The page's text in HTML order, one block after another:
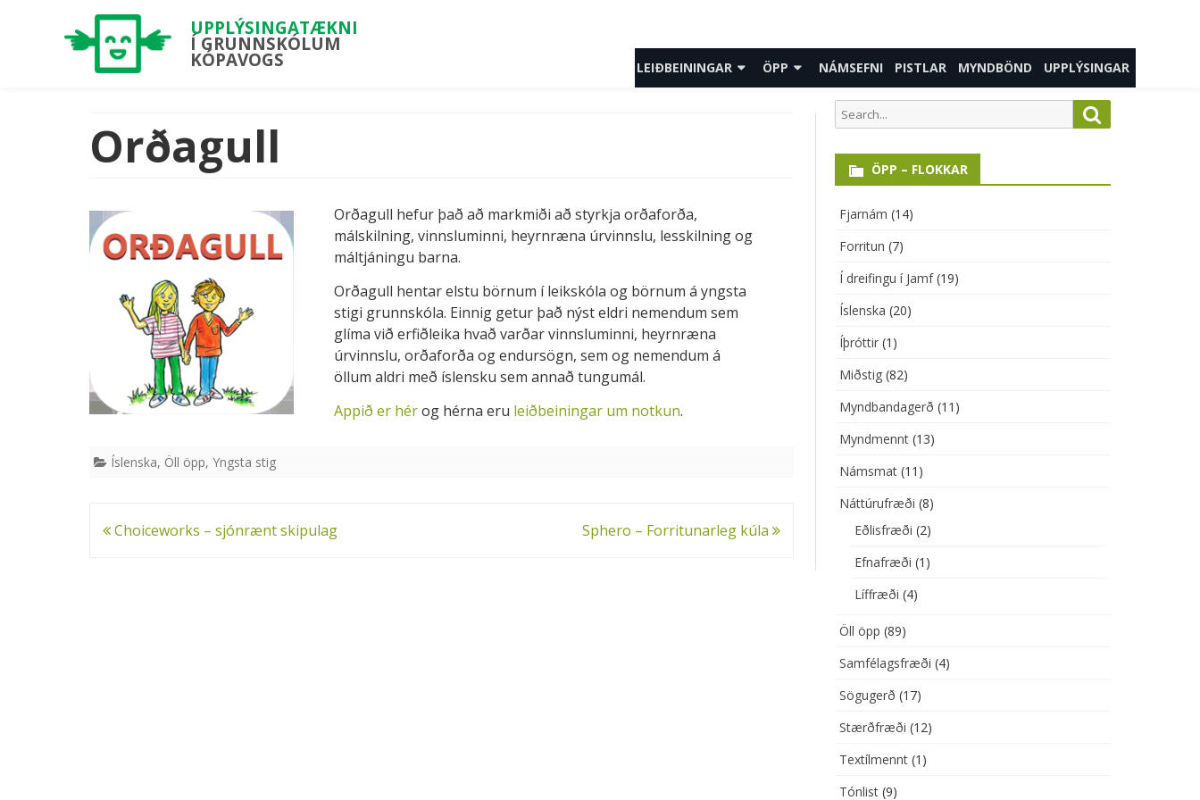
UPPLÝSINGATÆKNI
Í GRUNNSKÓLUM
KÓPAVOGS to
content
LEIÐBEININGAR
SPURNINGAR OG SVÖR
ÖPP
Í DREIFINGU Í JAMF
UNGLINGASTIG
MYNDBANDAGERÐ
TEXTÍLMENNT
TÓNLIST
TUNGUMÁL
NÁMSEFNI PISTLAR MYNDBÖND UPPLÝSINGAR
Orðagull
Orðagull hefur það að markmiði að styrkja orðaforða,
málskilning, vinnsluminni, heyrnræna úrvinnslu, lesskilning og
máltjáningu barna.
Orðagull hentar elstu börnum í leikskóla og börnum á yngsta
stigi grunnskóla. Einnig getur það nýst eldri nemendum sem
glíma við erfiðleika hvað varðar vinnsluminni, heyrnræna
úrvinnslu, orðaforða og endursögn, sem og nemendum á
öllum aldri með íslensku sem annað tungumál.
Appið er hérog hérna eru leiðbeiningar um notkun.
Íslenska, Öll öpp, Yngsta stig
Leiðarkerfi
Choiceworks – sjónrænt skipulag Sphero – Forritunarleg kúla
Search
for:
ÖPP – FLOKKAR
Fjarnám (14)
Forritun (7)
Í dreifingu í Jamf(19)
Íslenska (20)
Íþróttir (1)
Miðstig (82)
Myndbandagerð (11)
Myndmennt (13)
Námsmat (11)
Náttúrufræði (8)
Eðlisfræði (2)
Efnafræði (1)
Líffræði (4)
Öll öpp (89)
Samfélagsfræði (4)
Sögugerð (17)
Stærðfræði (12)
Textílmennt (1)
Tónlist (9)